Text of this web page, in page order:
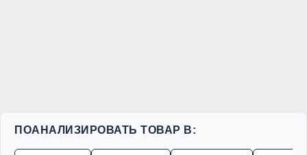
ПОАНАЛИЗИРОВАТЬ ТОВАР В: